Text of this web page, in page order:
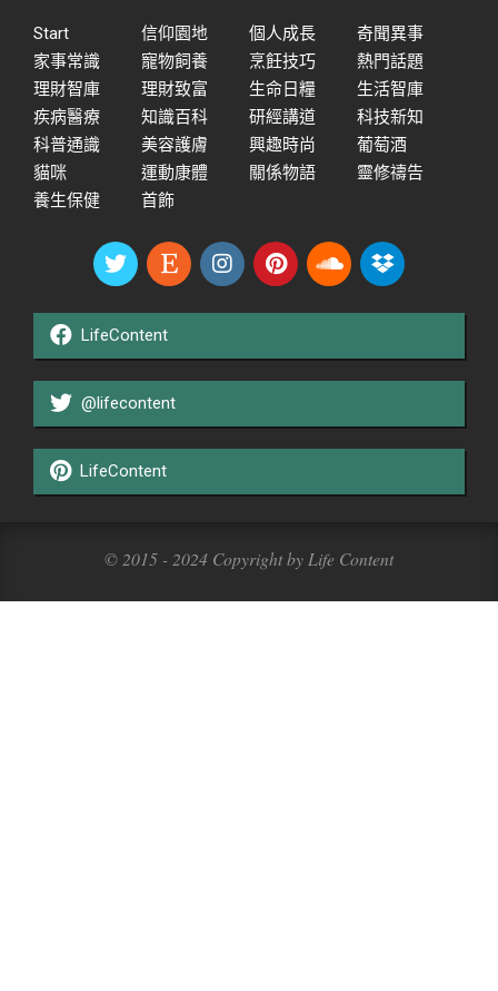
Start 信仰園地 個人成長
奇聞異事
家事常識
寵物飼養 烹飪技巧
熱門話題
理財智庫
理財致富 生命日糧
生活智庫
疾病醫療
知識百科 研經講道
科技新知
科普通識
美容護膚 興趣時尚
葡萄酒
貓咪
運動康體 關係物語
靈修禱告
養生保健
首飾
LifeContent
@lifecontent
LifeContent
© 2015 - 2024 Copyright by Life Content